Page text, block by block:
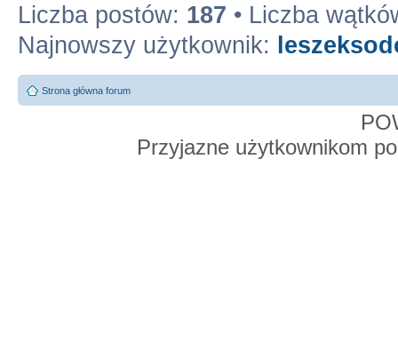
Liczba postów: 187 • Liczba
Najnowszy użytkownik:
Strona główna forum
Przyjazne użytkownikom